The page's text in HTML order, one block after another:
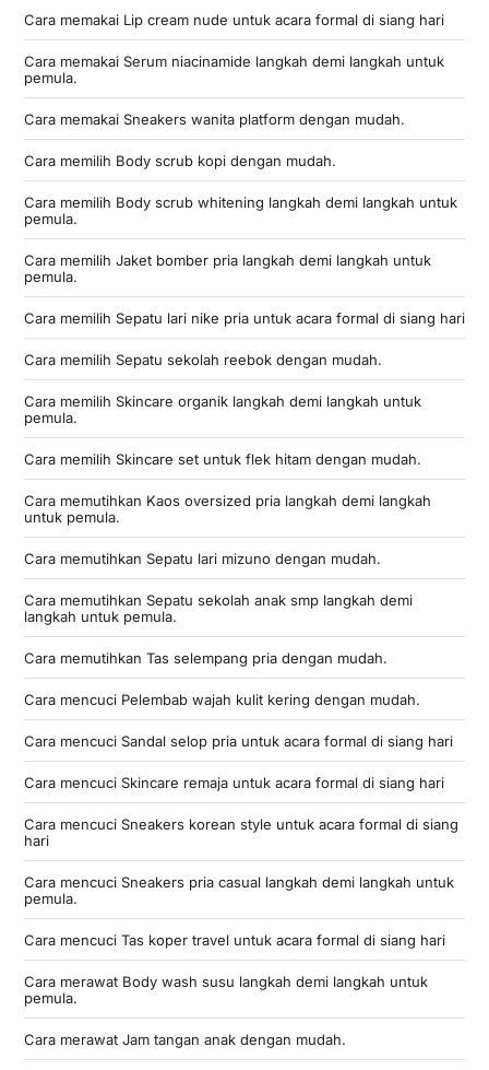
Cara memakai Lip cream nude untuk acara formal di siang hari
Cara memakai Serum niacinamide langkah demi langkah untuk
pemula.
Cara memakai Sneakers wanita platform dengan mudah.
Cara memilih Body scrub kopi dengan mudah.
Cara memilih Body scrub whitening langkah demi langkah untuk
pemula.
Cara memilih Jaket bomber pria langkah demi langkah untuk
pemula.
Cara memilih Sepatu lari nike pria untuk acara formal di siang hari
Cara memilih Sepatu sekolah reebok dengan mudah.
Cara memilih Skincare organik langkah demi langkah untuk
pemula.
Cara memilih Skincare set untuk flek hitam dengan mudah.
Cara memutihkan Kaos oversized pria langkah demi langkah
untuk pemula.
Cara memutihkan Sepatu lari mizuno dengan mudah.
Cara memutihkan Sepatu sekolah anak smp langkah demi
langkah untuk pemula.
Cara memutihkan Tas selempang pria dengan mudah.
Cara mencuci Pelembab wajah kulit kering dengan mudah.
Cara mencuci Sandal selop pria untuk acara formal di siang hari
Cara mencuci Skincare remaja untuk acara formal di siang hari
Cara mencuci Sneakers korean style untuk acara formal di siang
hari
Cara mencuci Sneakers pria casual langkah demi langkah untuk
pemula.
Cara mencuci Tas koper travel untuk acara formal di siang hari
Cara merawat Body wash susu langkah demi langkah untuk
pemula.
Cara merawat Jam tangan anak dengan mudah.